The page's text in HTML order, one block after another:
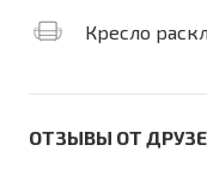
Кресло
ОТЗЫВЫ ОТ